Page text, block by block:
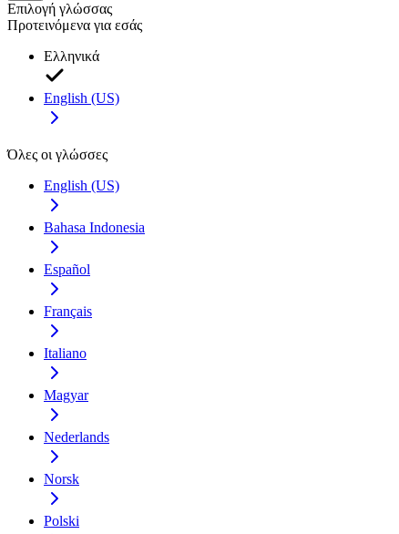
Επιλογή γλώσσας
Προτεινόμενα για εσάς
Ελληνικά
English (US)
Όλες οι γλώσσες
English (US)
Bahasa Indonesia
Español
Français
Italiano
Magyar
Nederlands
Norsk
Polski